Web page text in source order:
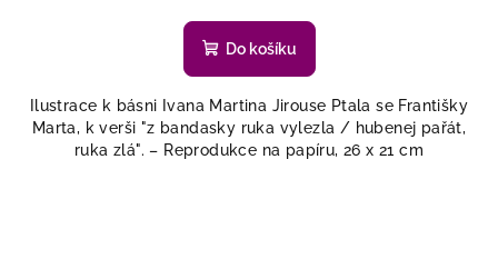
Do košíku
Ilustrace k básni Ivana Martina Jirouse Ptala se Františky
Marta, k verši "z bandasky ruka vylezla / hubenej pařát,
ruka zlá". – Reprodukce na papíru, 26 x 21 cm